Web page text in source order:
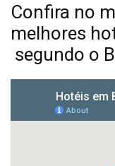
Confira no
melhores
segundo o